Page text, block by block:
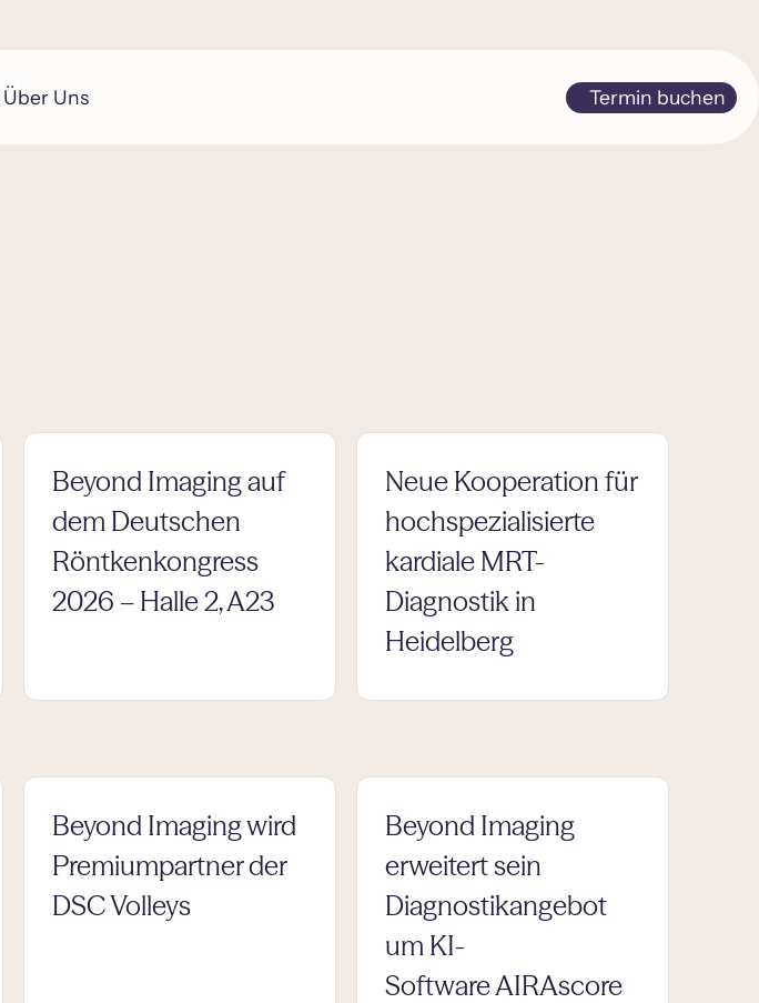
Über Uns Termin buchen
Beyond Imaging auf
dem Deutschen
Röntkenkongress
2026 – Halle 2, A23
Neue Kooperation für
hochspezialisierte
kardiale MRT-
Diagnostik in
Heidelberg
Beyond Imaging wird
Premiumpartner der
DSC Volleys
Beyond Imaging
erweitert sein
Diagnostikangebot
um KI-
Software AIRAscore